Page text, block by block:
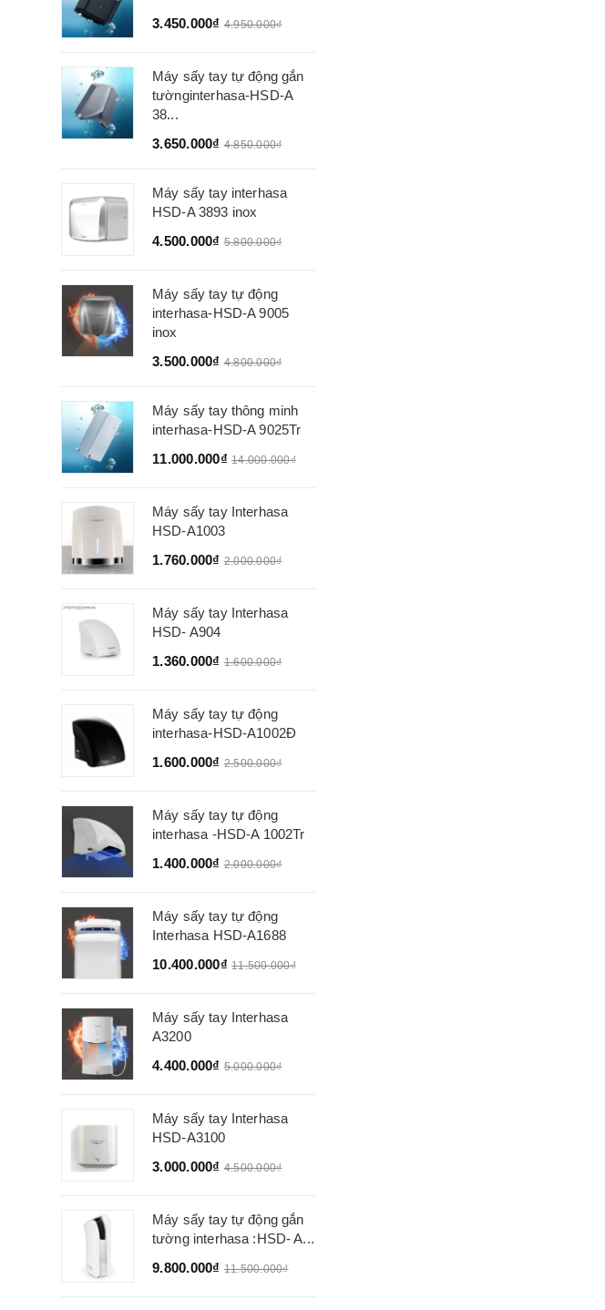
3.450.000₫ 4.950.000₫
Máy sấy tay tự động gắn
tườnginterhasa-HSD-A
38...
3.650.000₫ 4.850.000₫
Máy sấy tay interhasa
HSD-A 3893 inox
4.500.000₫ 5.800.000₫
Máy sấy tay tự động
interhasa-HSD-A 9005
inox
3.500.000₫ 4.800.000₫
Máy sấy tay thông minh
interhasa-HSD-A 9025Tr
11.000.000₫ 14.000.000₫
Máy sấy tay Interhasa
HSD-A1003
1.760.000₫ 2.000.000₫
Máy sấy tay Interhasa
HSD- A904
1.360.000₫ 1.600.000₫
Máy sấy tay tự động
interhasa-HSD-A1002Đ
1.600.000₫ 2.500.000₫
Máy sấy tay tự động
interhasa -HSD-A 1002Tr
1.400.000₫ 2.000.000₫
Máy sấy tay tự động
Interhasa HSD-A1688
10.400.000₫ 11.500.000₫
Máy sấy tay Interhasa
A3200
4.400.000₫ 5.000.000₫
Máy sấy tay Interhasa
HSD-A3100
3.000.000₫ 4.500.000₫
Máy sấy tay tự động gắn
tường interhasa :HSD- A...
9.800.000₫ 11.500.000₫